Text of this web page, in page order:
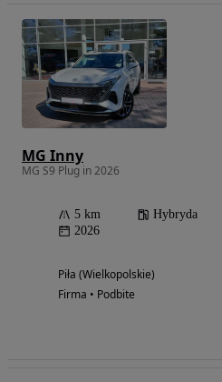
MG Inny
MG S9 Plug in 2026
5 km Hybryda
2026
Piła (Wielkopolskie)
Firma • Podbite